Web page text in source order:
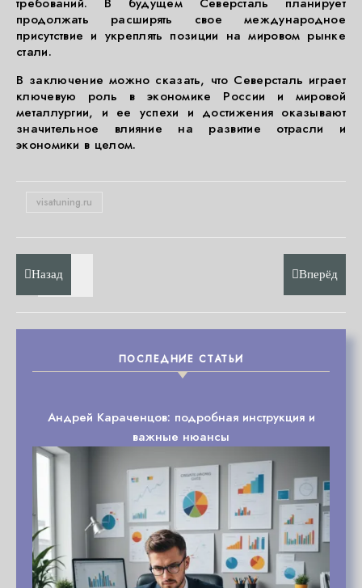
продолжать расширять свое международное
присутствие и укреплять позиции на мировом рынке
стали.
В заключение можно сказать, что Северсталь играет
ключевую роль в экономике России и мировой
металлургии, и ее успехи и достижения оказывают
значительное влияние на развитие отрасли и
экономики в целом.
visatuning.ru
Назад Вперёд
ПОСЛЕДНИЕ СТАТЬИ
Андрей Караченцов: подробная инструкция и
важные нюансы